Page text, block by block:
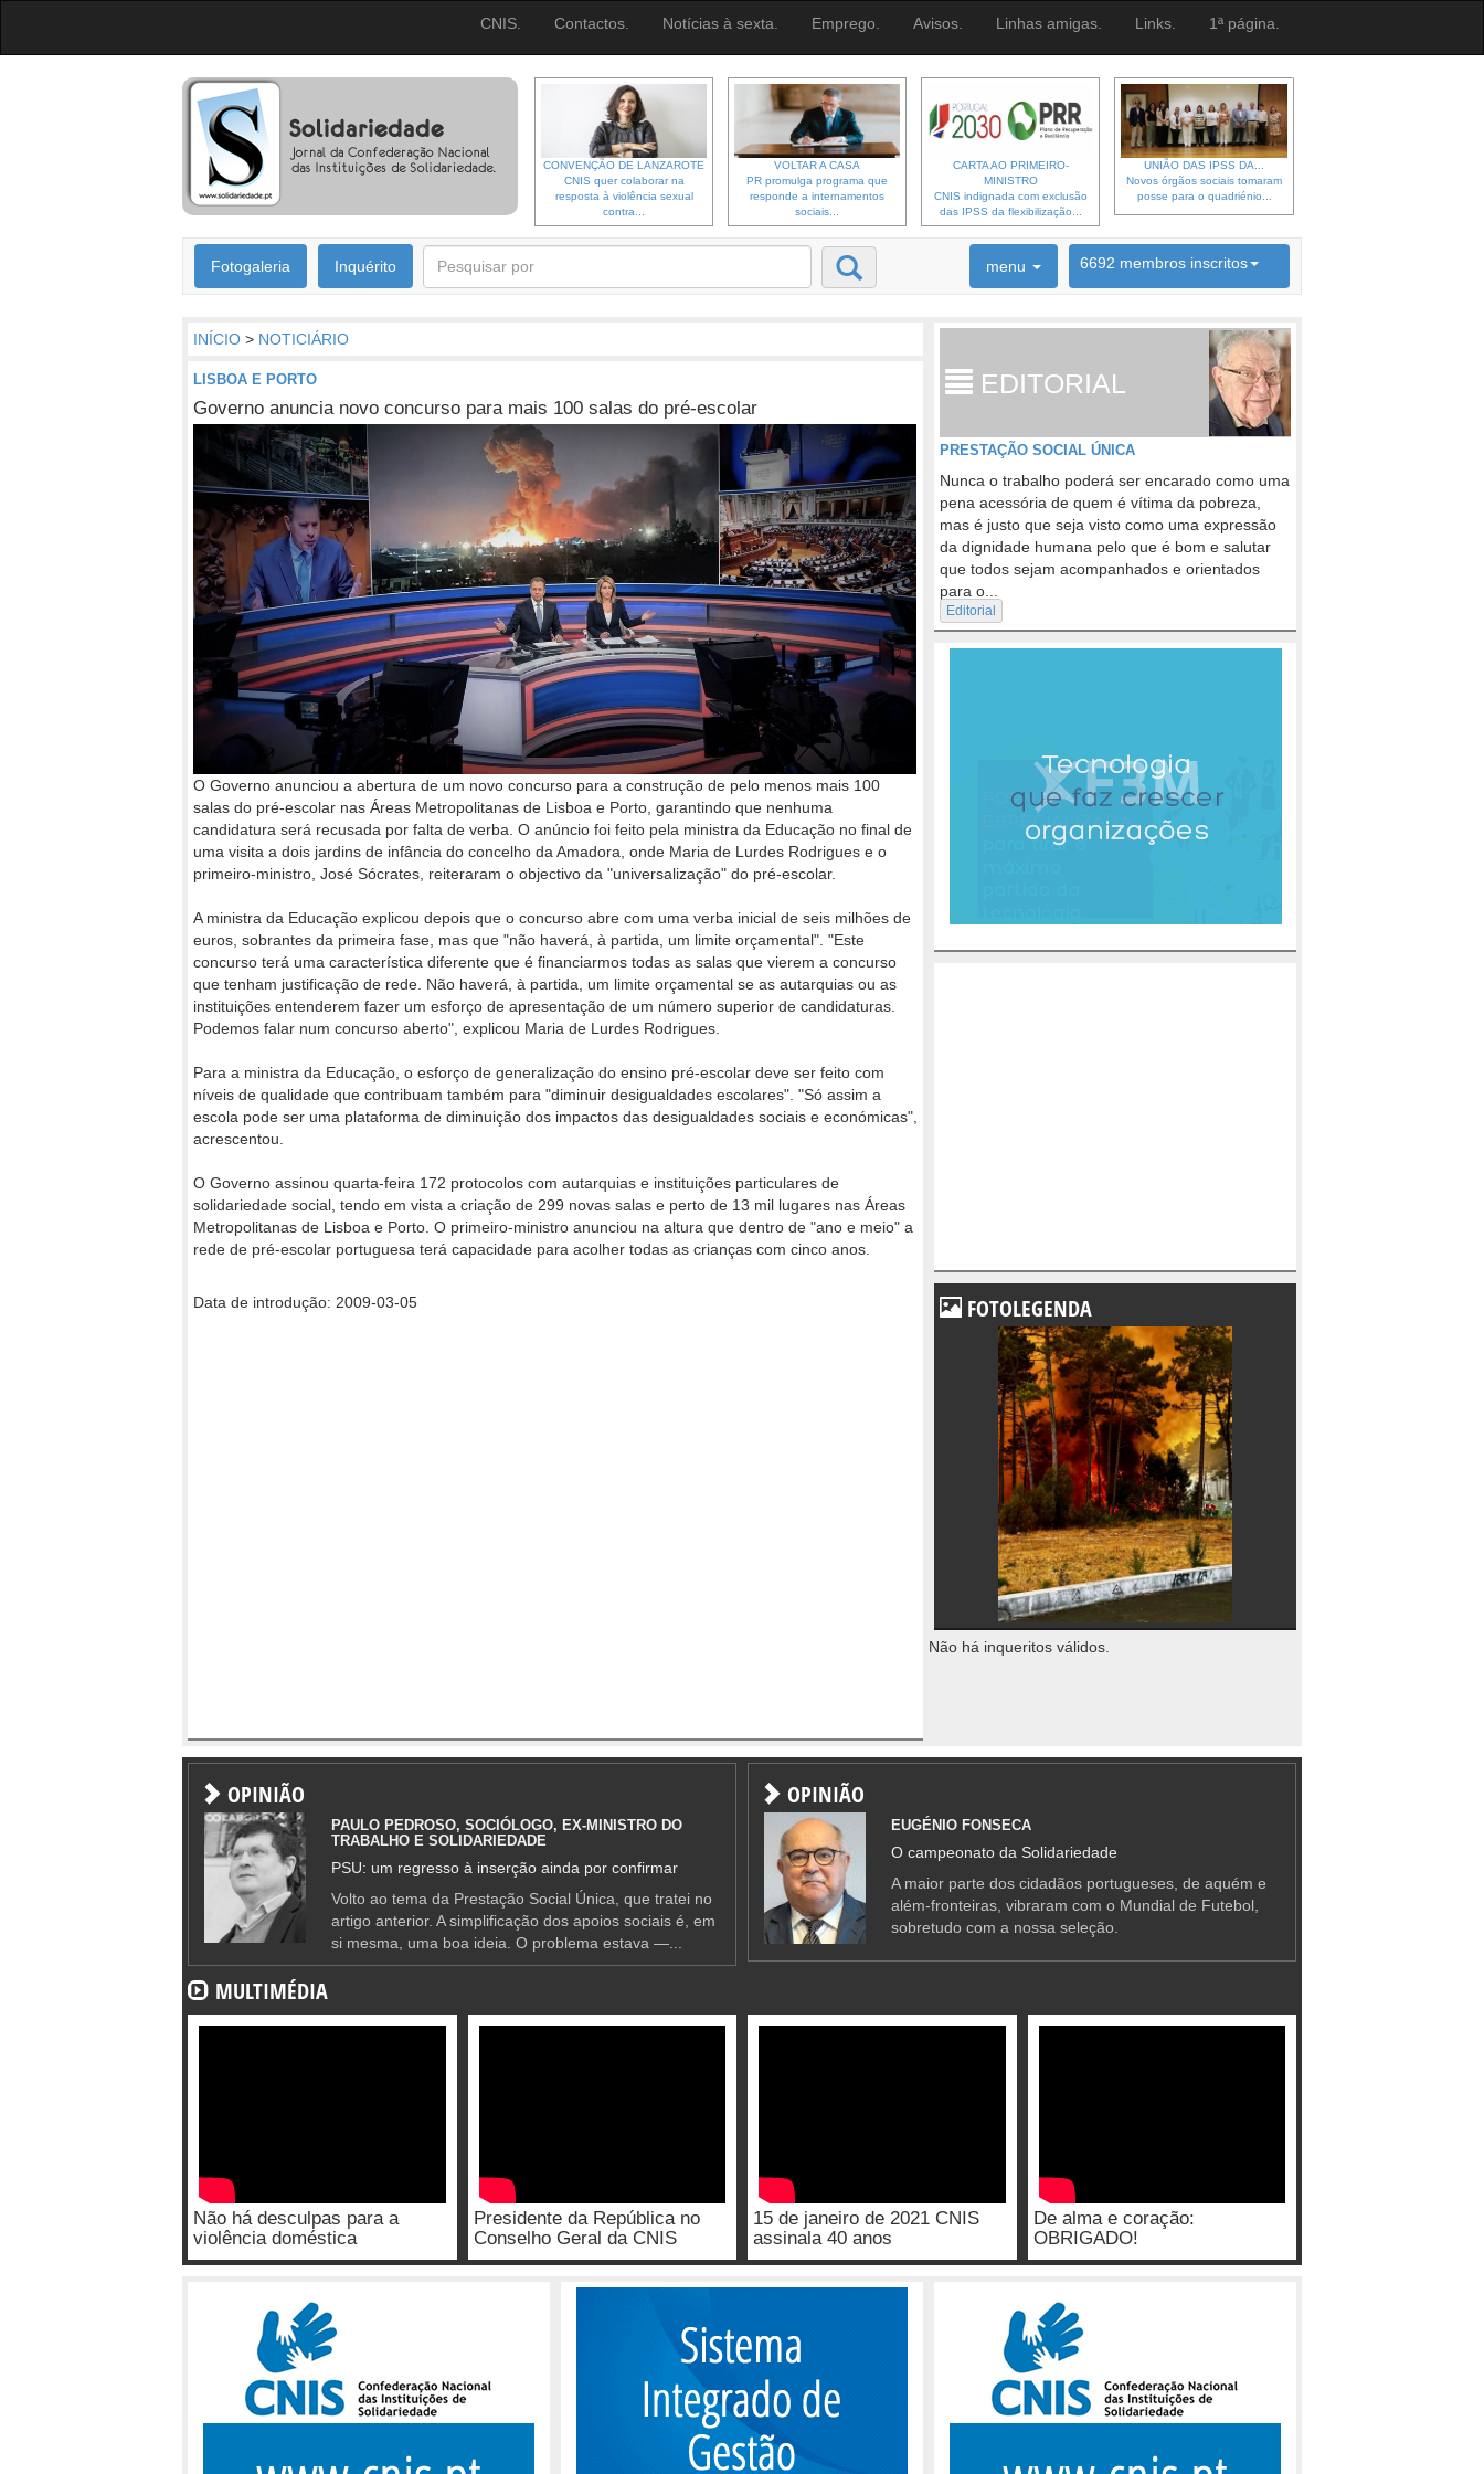
CNIS. Contactos. Notícias à sexta. Emprego. Avisos. Linhas amigas. Links. 1ª página.
CONVENÇÃO DE LANZAROTE
CNIS quer colaborar na
resposta à violência sexual
contra...
VOLTAR A CASA
PR promulga programa que
responde a internamentos
sociais...
CARTA AO PRIMEIRO-
MINISTRO
CNIS indignada com exclusão
das IPSS da flexibilização...
UNIÃO DAS IPSS DA...
Novos órgãos sociais tomaram
posse para o quadriénio...
Fotogaleria Inquérito menu 6692 membros inscritos
INÍCIO > NOTICIÁRIO
LISBOA E PORTO
Governo anuncia novo concurso para mais 100 salas do pré-escolar
O Governo anunciou a abertura de um novo concurso para a construção de pelo menos mais 100
salas do pré-escolar nas Áreas Metropolitanas de Lisboa e Porto, garantindo que nenhuma
candidatura será recusada por falta de verba. O anúncio foi feito pela ministra da Educação no final de
uma visita a dois jardins de infância do concelho da Amadora, onde Maria de Lurdes Rodrigues e o
primeiro-ministro, José Sócrates, reiteraram o objectivo da "universalização" do pré-escolar.
A ministra da Educação explicou depois que o concurso abre com uma verba inicial de seis milhões de
euros, sobrantes da primeira fase, mas que "não haverá, à partida, um limite orçamental". "Este
concurso terá uma característica diferente que é financiarmos todas as salas que vierem a concurso
que tenham justificação de rede. Não haverá, à partida, um limite orçamental se as autarquias ou as
instituições entenderem fazer um esforço de apresentação de um número superior de candidaturas.
Podemos falar num concurso aberto", explicou Maria de Lurdes Rodrigues.
Para a ministra da Educação, o esforço de generalização do ensino pré-escolar deve ser feito com
níveis de qualidade que contribuam também para "diminuir desigualdades escolares". "Só assim a
escola pode ser uma plataforma de diminuição dos impactos das desigualdades sociais e económicas",
acrescentou.
O Governo assinou quarta-feira 172 protocolos com autarquias e instituições particulares de
solidariedade social, tendo em vista a criação de 299 novas salas e perto de 13 mil lugares nas Áreas
Metropolitanas de Lisboa e Porto. O primeiro-ministro anunciou na altura que dentro de "ano e meio" a
rede de pré-escolar portuguesa terá capacidade para acolher todas as crianças com cinco anos.
Data de introdução: 2009-03-05
EDITORIAL
PRESTAÇÃO SOCIAL ÚNICA
Nunca o trabalho poderá ser encarado como uma
pena acessória de quem é vítima da pobreza,
mas é justo que seja visto como uma expressão
da dignidade humana pelo que é bom e salutar
que todos sejam acompanhados e orientados
para o...
Editorial
FOTOLEGENDA
Não há inqueritos válidos.
OPINIÃO
PAULO PEDROSO, SOCIÓLOGO, EX-MINISTRO DO
TRABALHO E SOLIDARIEDADE
PSU: um regresso à inserção ainda por confirmar
Volto ao tema da Prestação Social Única, que tratei no
artigo anterior. A simplificação dos apoios sociais é, em
si mesma, uma boa ideia. O problema estava —...
OPINIÃO
EUGÉNIO FONSECA
O campeonato da Solidariedade
A maior parte dos cidadãos portugueses, de aquém e
além-fronteiras, vibraram com o Mundial de Futebol,
sobretudo com a nossa seleção.
MULTIMÉDIA
Não há desculpas para a
violência doméstica
Presidente da República no
Conselho Geral da CNIS
15 de janeiro de 2021 CNIS
assinala 40 anos
De alma e coração:
OBRIGADO!